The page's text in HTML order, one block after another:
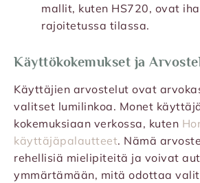
mallit, kuten HS720, ovat
rajoitetussa tilassa.
Käyttökokemukset ja
Käyttäjien arvostelut ovat
valitset lumilinkoa. Monet
kokemuksiaan verkossa, kuten
käyttäjäpalautteet. Nämä
rehellisiä mielipiteitä ja voivat
ymmärtämään, mitä odottaa